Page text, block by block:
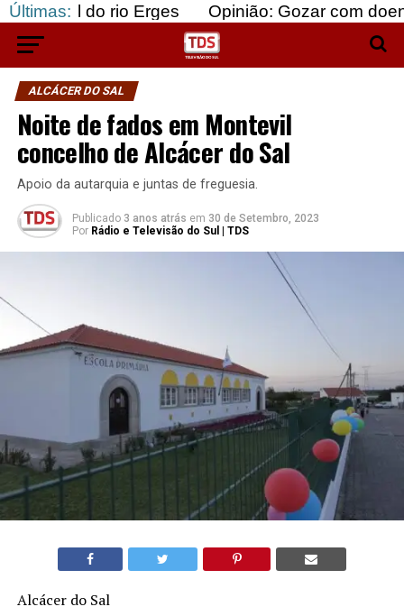
Últimas:
rio Erges Opinião: Gozar com doentes e
ALCÁCER DO SAL
Noite de fados em Montevil
concelho de Alcácer do Sal
Apoio da autarquia e juntas de freguesia.
Publicado 3 anos atrás em 30 de Setembro, 2023
Por Rádio e Televisão do Sul | TDS
Alcácer do Sal